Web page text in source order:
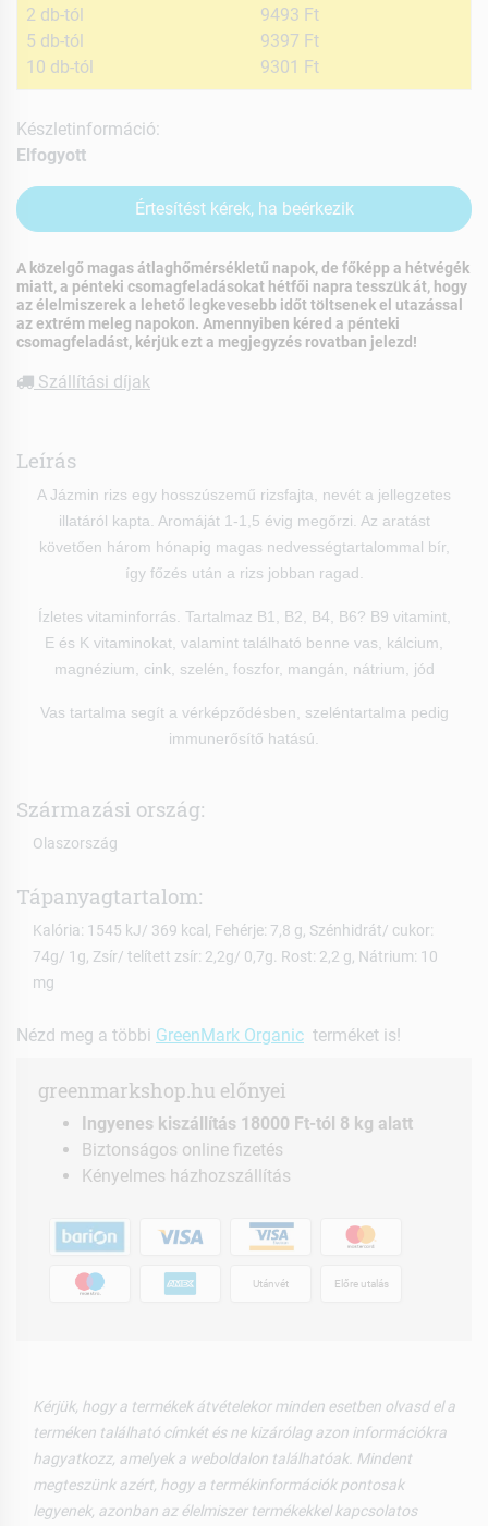
2 db-tól
9493 Ft
5 db-tól
9397 Ft
10 db-tól
9301 Ft
Készletinformáció:
Elfogyott
Értesítést kérek, ha beérkezik
A közelgő magas átlaghőmérsékletű napok, de főképp a hétvégék
miatt, a pénteki csomagfeladásokat hétfői napra tesszük át, hogy
az élelmiszerek a lehető legkevesebb időt töltsenek el utazással
az extrém meleg napokon. Amennyiben kéred a pénteki
csomagfeladást, kérjük ezt a megjegyzés rovatban jelezd!
Szállítási díjak
Leírás
A Jázmin rizs egy hosszúszemű rizsfajta, nevét a jellegzetes
illatáról kapta. Aromáját 1-1,5 évig megőrzi. Az aratást
követően három hónapig magas nedvességtartalommal bír,
így főzés után a rizs jobban ragad.
Ízletes vitaminforrás. Tartalmaz B1, B2, B4, B6? B9 vitamint,
E és K vitaminokat, valamint található benne vas, kálcium,
magnézium, cink, szelén, foszfor, mangán, nátrium, jód
Vas tartalma segít a vérképződésben, szeléntartalma pedig
immunerősítő hatású.
Származási ország:
Olaszország
Tápanyagtartalom:
Kalória: 1545 kJ/ 369 kcal, Fehérje: 7,8 g, Szénhidrát/ cukor:
74g/ 1g, Zsír/ telített zsír: 2,2g/ 0,7g. Rost: 2,2 g, Nátrium: 10
mg
Nézd meg a többi GreenMark Organic terméket is!
greenmarkshop.hu előnyei
Ingyenes kiszállítás 18000 Ft-tól 8 kg alatt
Biztonságos online fizetés
Kényelmes házhozszállítás
Utánvét Előre utalás
Kérjük, hogy a termékek átvételekor minden esetben olvasd el a
terméken található címkét és ne kizárólag azon információkra
hagyatkozz, amelyek a weboldalon találhatóak. Mindent
megteszünk azért, hogy a termékinformációk pontosak
legyenek, azonban az élelmiszer termékekkel kapcsolatos